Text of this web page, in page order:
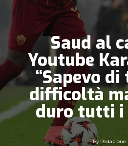
Saud al
Youtube
“Sapevo
difficoltà
duro tutti i
By Redazione